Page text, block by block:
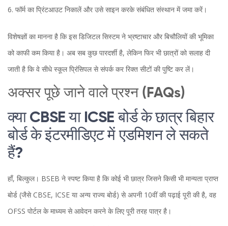
फॉर्म का प्रिंटआउट निकालें और उसे साइन करके संबंधित संस्थान में जमा करें।
विशेषज्ञों का मानना है कि इस डिजिटल सिस्टम ने भ्रष्टाचार और बिचौलियों की भूमिका
को काफी कम किया है। अब सब कुछ पारदर्शी है, लेकिन फिर भी छात्रों को सलाह दी
जाती है कि वे सीधे स्कूल प्रिंसिपल से संपर्क कर रिक्त सीटों की पुष्टि कर लें।
अक्सर पूछे जाने वाले प्रश्न (FAQs)
क्या CBSE या ICSE बोर्ड के छात्र बिहार
बोर्ड के इंटरमीडिएट में एडमिशन ले सकते
हैं?
हाँ, बिल्कुल। BSEB ने स्पष्ट किया है कि कोई भी छात्र जिसने किसी भी मान्यता प्राप्त
बोर्ड (जैसे CBSE, ICSE या अन्य राज्य बोर्ड) से अपनी 10वीं की पढ़ाई पूरी की है, वह
OFSS पोर्टल के माध्यम से आवेदन करने के लिए पूरी तरह पात्र है।